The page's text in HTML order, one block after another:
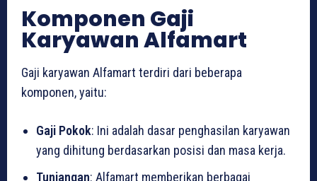
Komponen Gaji
Karyawan Alfamart
Gaji karyawan Alfamart terdiri dari beberapa
komponen, yaitu:
Gaji Pokok: Ini adalah dasar penghasilan karyawan
yang dihitung berdasarkan posisi dan masa kerja.
Tunjangan: Alfamart memberikan berbagai